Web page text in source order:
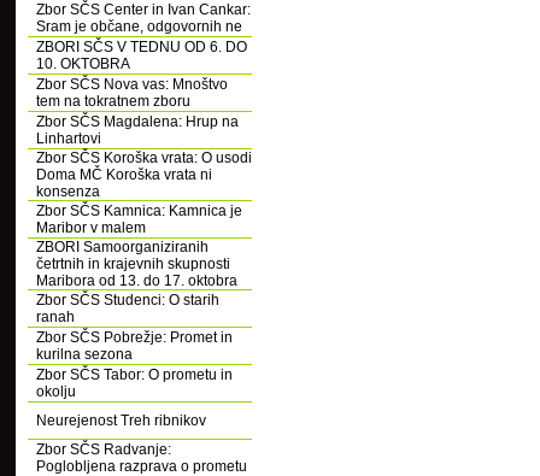
Zbor SČS Center in Ivan Cankar:
Sram je občane, odgovornih ne
ZBORI SČS V TEDNU OD 6. DO
10. OKTOBRA
Zbor SČS Nova vas: Mnoštvo
tem na tokratnem zboru
Zbor SČS Magdalena: Hrup na
Linhartovi
Zbor SČS Koroška vrata: O usodi
Doma MČ Koroška vrata ni
konsenza
Zbor SČS Kamnica: Kamnica je
Maribor v malem
ZBORI Samoorganiziranih
četrtnih in krajevnih skupnosti
Maribora od 13. do 17. oktobra
Zbor SČS Studenci: O starih
ranah
Zbor SČS Pobrežje: Promet in
kurilna sezona
Zbor SČS Tabor: O prometu in
okolju
Neurejenost Treh ribnikov
Zbor SČS Radvanje:
Poglobljena razprava o prometu